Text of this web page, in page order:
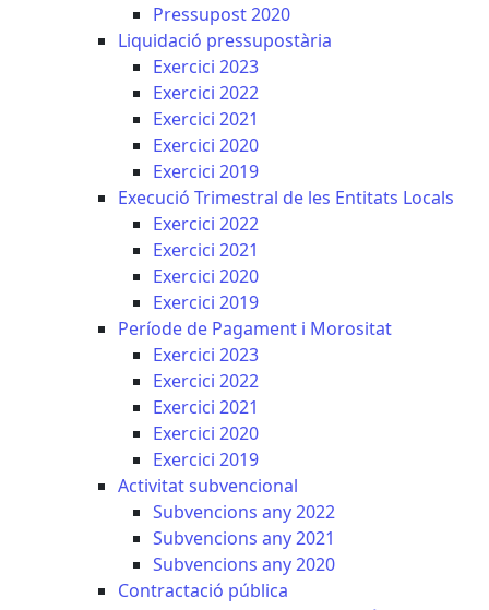
Pressupost 2020
Liquidació pressupostària
Exercici 2023
Exercici 2022
Exercici 2021
Exercici 2020
Exercici 2019
Execució Trimestral de les Entitats Locals
Exercici 2022
Exercici 2021
Exercici 2020
Exercici 2019
Període de Pagament i Morositat
Exercici 2023
Exercici 2022
Exercici 2021
Exercici 2020
Exercici 2019
Activitat subvencional
Subvencions any 2022
Subvencions any 2021
Subvencions any 2020
Contractació pública